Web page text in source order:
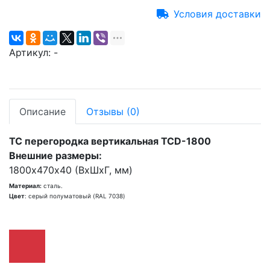
Условия доставки
Артикул: -
Описание Отзывы (0)
TC перегородка вертикальная TCD-1800
Внешние размеры:
1800x470х40 (ВхШхГ, мм)
Материал: сталь.
Цвет: серый полуматовый (RAL 7038)